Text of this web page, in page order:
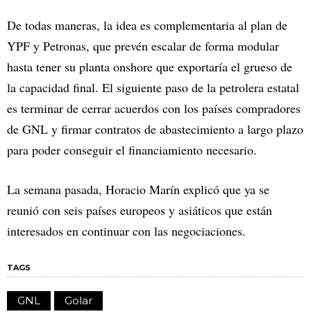
De todas maneras, la idea es complementaria al plan de
YPF y Petronas, que prevén escalar de forma modular
hasta tener su planta onshore que exportaría el grueso de
la capacidad final. El siguiente paso de la petrolera estatal
es terminar de cerrar acuerdos con los países compradores
de GNL y firmar contratos de abastecimiento a largo plazo
para poder conseguir el financiamiento necesario.
La semana pasada, Horacio Marín explicó que ya se
reunió con seis países europeos y asiáticos que están
interesados en continuar con las negociaciones.
TAGS
GNL Golar